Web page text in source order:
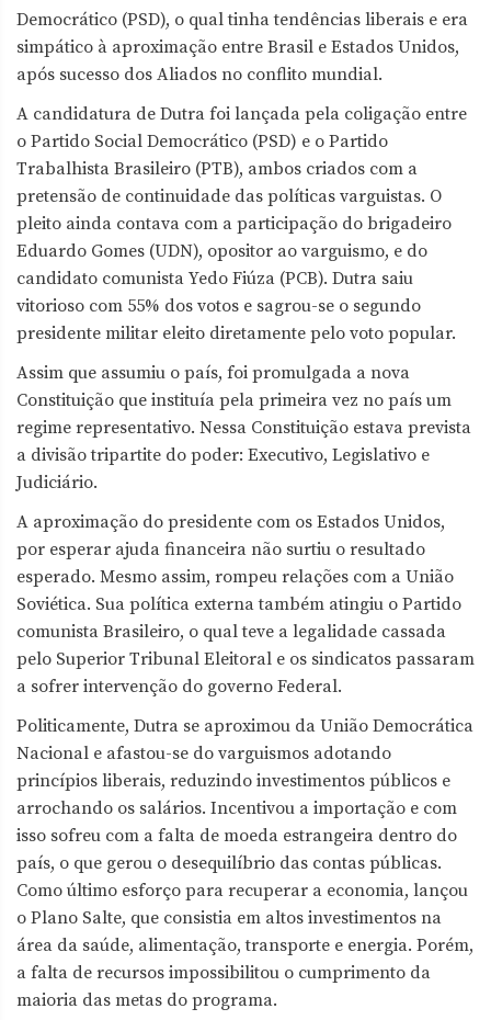
Democrático (PSD), o qual tinha tendências liberais e era
simpático à aproximação entre Brasil e Estados Unidos,
após sucesso dos Aliados no conflito mundial.
A candidatura de Dutra foi lançada pela coligação entre
o Partido Social Democrático (PSD) e o Partido
Trabalhista Brasileiro (PTB), ambos criados com a
pretensão de continuidade das políticas varguistas. O
pleito ainda contava com a participação do brigadeiro
Eduardo Gomes (UDN), opositor ao varguismo, e do
candidato comunista Yedo Fiúza (PCB). Dutra saiu
vitorioso com 55% dos votos e sagrou-se o segundo
presidente militar eleito diretamente pelo voto popular.
Assim que assumiu o país, foi promulgada a nova
Constituição que instituía pela primeira vez no país um
regime representativo. Nessa Constituição estava prevista
a divisão tripartite do poder: Executivo, Legislativo e
Judiciário.
A aproximação do presidente com os Estados Unidos,
por esperar ajuda financeira não surtiu o resultado
esperado. Mesmo assim, rompeu relações com a União
Soviética. Sua política externa também atingiu o Partido
comunista Brasileiro, o qual teve a legalidade cassada
pelo Superior Tribunal Eleitoral e os sindicatos passaram
a sofrer intervenção do governo Federal.
Politicamente, Dutra se aproximou da União Democrática
Nacional e afastou-se do varguismos adotando
princípios liberais, reduzindo investimentos públicos e
arrochando os salários. Incentivou a importação e com
isso sofreu com a falta de moeda estrangeira dentro do
país, o que gerou o desequilíbrio das contas públicas.
Como último esforço para recuperar a economia, lançou
o Plano Salte, que consistia em altos investimentos na
área da saúde, alimentação, transporte e energia. Porém,
a falta de recursos impossibilitou o cumprimento da
maioria das metas do programa.